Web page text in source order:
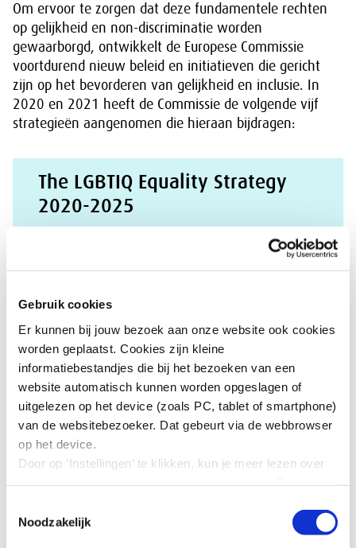
Gebruik cookies
Er kunnen bij jouw bezoek aan onze website ook cookies
worden geplaatst. Cookies zijn kleine
informatiebestandjes die bij het bezoeken van een
website automatisch kunnen worden opgeslagen of
uitgelezen op het device (zoals PC, tablet of smartphone)
van de websitebezoeker. Dat gebeurt via de webbrowser
op het device.
Door op ‘Instellingen’ te klikken, kun je meer lezen over
alle cookies zoals omschreven in onze cookieverklaring
in deze cookiebanner. Door op ‘Alleen noodzakelijke
Noodzakelijk
Om ervoor te zorgen dat deze fundamentele rechten
op gelijkheid en non-discriminatie worden
gewaarborgd, ontwikkelt de Europese Commissie
voortdurend nieuw beleid en initiatieven die gericht
zijn op het bevorderen van gelijkheid en inclusie. In
2020 en 2021 heeft de Commissie de volgende vijf
strategieën aangenomen die hieraan bijdragen:
The LGBTIQ Equality Strategy
2020-2025
Lees meer
The Gender Equality Strategy
2020-2025
Lees meer
Union of equality: Strategy for